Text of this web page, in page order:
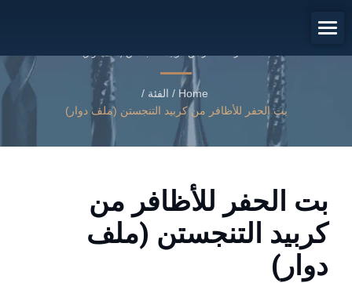
(ملف دوار)
Home
/ الفئة /
بت الحفر للأظافر من كربيد التنجستن (ملف دوار)
بت الحفر للأظافر من
كربيد التنجستن (ملف
دوار)